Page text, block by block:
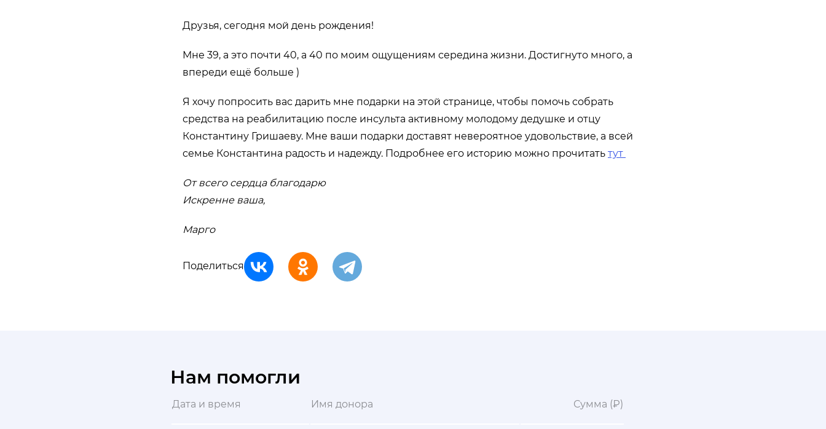
Друзья, сегодня мой день рождения!
Мне 39, а это почти 40, а 40 по моим ощущениям середина жизни. Достигнуто много, а
впереди ещё больше )
Я хочу попросить вас дарить мне подарки на этой странице, чтобы помочь собрать
средства на реабилитацию после инсульта активному молодому дедушке и отцу
Константину Гришаеву. Мне ваши подарки доставят невероятное удовольствие, а всей
семье Константина радость и надежду. Подробнее его историю можно прочитать тут
От всего сердца благодарю
Искренне ваша,
Марго
Поделиться
Нам помогли
Дата и время Имя донора Сумма (₽)